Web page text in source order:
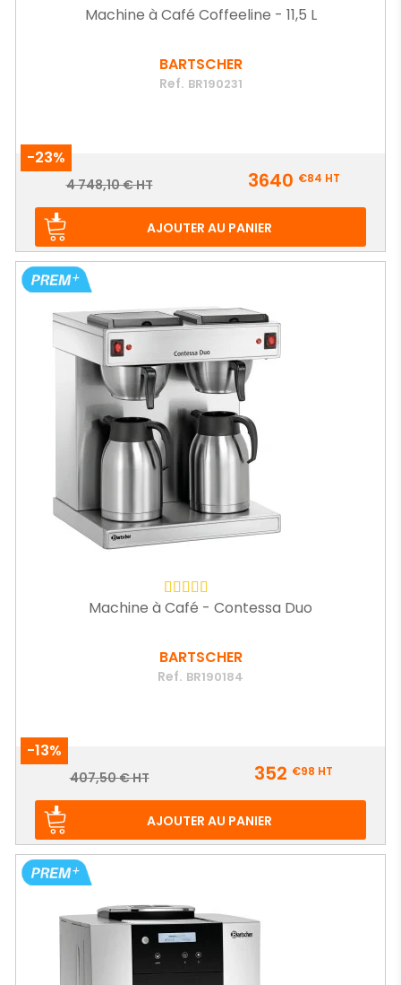
Machine à Café Coffeeline - 11,5 L
BARTSCHER
Ref. BR190231
-23%
Prix
Prix
4 748,10 € HT 3640 €84 HT
AJOUTER AU PANIER
Machine à Café - Contessa Duo
BARTSCHER
Ref. BR190184
-13%
Prix
Prix
407,50 € HT 352 €98 HT
AJOUTER AU PANIER